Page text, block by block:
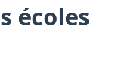
écoles